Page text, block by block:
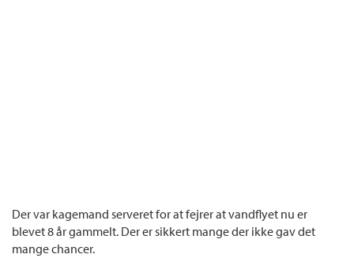
Der var kagemand serveret for at fejrer at vandflyet nu er
blevet 8 år gammelt. Der er sikkert mange der ikke gav det
mange chancer.